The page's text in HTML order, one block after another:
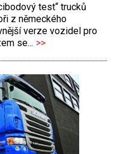
test“ trucků
z německého
verze vozidel pro
se... >>